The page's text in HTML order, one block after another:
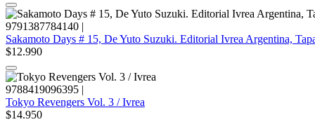
9791387784140 |
Sakamoto Days # 15, De Yuto Suzuki. Editorial Ivrea Argentina,
$12.990
9788419096395 |
Tokyo Revengers Vol. 3 / Ivrea
$14.950